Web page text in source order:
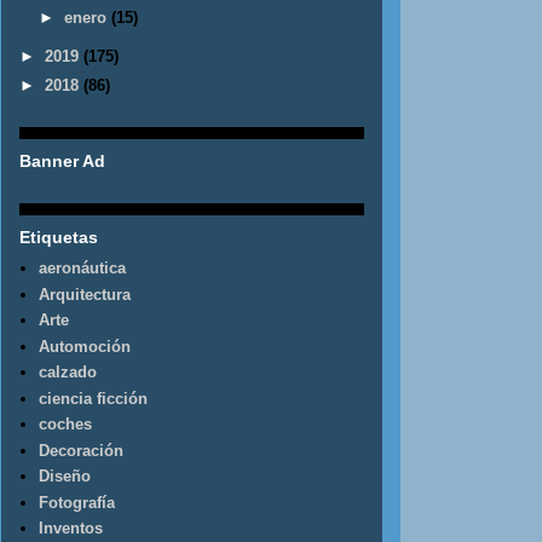
► enero (15)
► 2019 (175)
► 2018 (86)
Banner Ad
Etiquetas
aeronáutica
Arquitectura
Arte
Automoción
calzado
ciencia ficción
coches
Decoración
Diseño
Fotografía
Inventos